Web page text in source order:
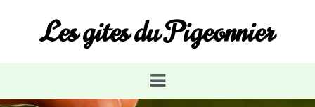
Les gites du Pigeonnier